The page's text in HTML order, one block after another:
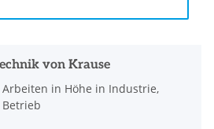
von Krause
in Höhe in Industrie,